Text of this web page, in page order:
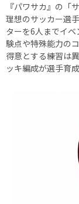
『パワサカ』の「
理想のサッカー選
ターを6人までイ
験点や特殊能力の
得意とする練習は
ッキ編成が選手育